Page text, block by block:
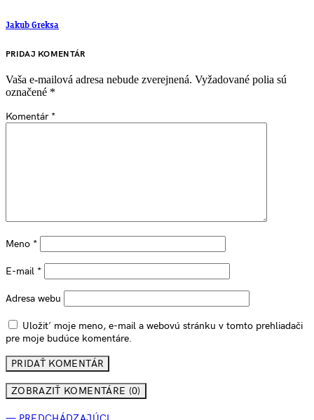
Jakub Greksa
PRIDAJ KOMENTÁR
Vaša e-mailová adresa nebude zverejnená. Vyžadované polia sú
označené *
Komentár *
Meno *
E-mail *
Adresa webu
Uložiť moje meno, e-mail a webovú stránku v tomto prehliadači
pre moje budúce komentáre.
ZOBRAZIŤ KOMENTÁRE (0)